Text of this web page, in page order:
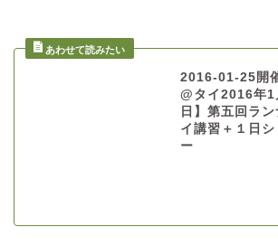
2016-01-25開
@タイ2016年
日】第五回ラ
イ講習＋１日
ー